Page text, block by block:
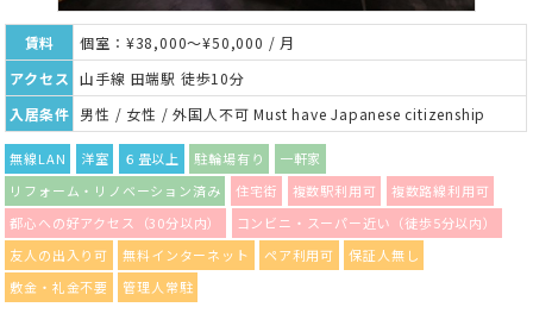
賃料
個室：¥38,000～¥50,000 / 月
アクセス
山手線 田端駅 徒歩10分
入居条件 男性 / 女性 / 外国人不可 Must have Japanese citizenship
無線LAN 洋室 ６畳以上 駐輪場有り
一軒家
リフォーム・リノベーション済み
住宅街 複数駅利用可
複数路線利用可
都心への好アクセス（30分以内）
コンビニ・スーパー近い（徒歩5分以内）
友人の出入り可
無料インターネット ペア利用可
保証人無し
敷金・礼金不要
管理人常駐